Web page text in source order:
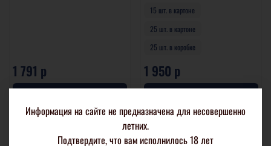
1 791 р
15 шт. в картоне
25 шт. в картоне
25 шт. в коробке
1 950 р
Информация на сайте не предназначена для несовершенно
летних.
Подтвердите, что вам исполнилось 18 лет